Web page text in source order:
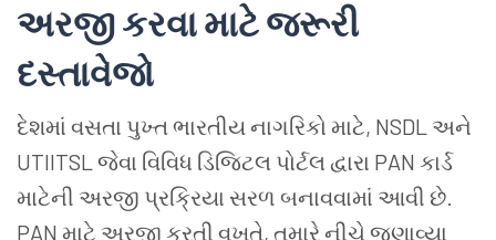
અરજી કરવા માટે જરૂરી
દસ્તાવેજો
દેશમાં વસતા પુખ્ત ભારતીય નાગરિકો માટે, NSDL અને
UTIITSL જેવા વિવિધ ડિજિટલ પોર્ટલ દ્વારા PAN કાર્ડ
માટેની અરજી પ્રક્રિયા સરળ બનાવવામાં આવી છે.
PAN માટે અરજી કરતી વખતે, તમારે નીચે જણાવ્યા